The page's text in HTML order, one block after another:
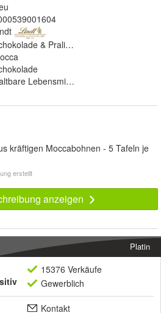
& Pralinen
Lebensmittel
kräftigen Moccabohnen - 5 Tafeln je
erstellt
anzeigen
Platin
15376 Verkäufe
Gewerblich
Kontakt